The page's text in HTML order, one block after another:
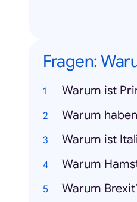
Fragen:
Warum ist
Warum
Warum ist
Warum
Warum